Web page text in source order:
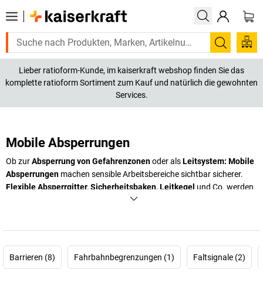
Suchen
Lieber ratioform-Kunde, im kaiserkraft webshop finden Sie das
komplette ratioform Sortiment zum Kauf und natürlich die gewohnten
Services.
Mobile Absperrungen
Ob zurAbsperrung von Gefahrenzonenoder alsLeitsystem: Mobile
Absperrungen machen sensible Arbeitsbereiche sichtbar sicherer.
Flexible Absperrgitter, Sicherheitsbaken, Leitkegel und Co. werden
zum unübersehbaren Hindernis.
+Mehr anzeigen
Barrieren (8)
Fahrbahnbegrenzungen (1) Faltsignale (2)